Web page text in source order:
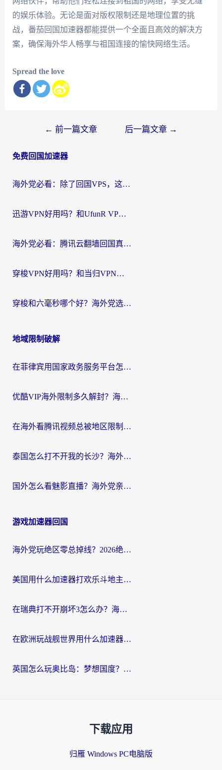
的娱乐体验。无论是面对版权限制还是地理位置的挑
战，番茄回国加速器都能提供一个全面且高效的解决方
案，确保海外华人畅享与祖国连接的愉快网络生活。
Spread the love
导
← 前一篇文章 后一篇文章 →
免费回国加速器
海外党必看：除了回国VPS，这样选加速器也能无缝刷国内资源？
迅游VPN好用吗？和UfunR VPN对比哪个回国效果更好？海外党亲测避坑指南
海外党必看：腾讯云翻墙回国真的好用吗？+ 3步选对回国加速器指南
穿梭VPN好用吗？和当归VPN对比哪个回国效果更好？海外党亲测实用指南
穿梭和六毫秒哪个好？海外党选回国加速器的避坑指南，附番茄加速器实测
地域限制破解
在菲律宾用国家政务服务平台怎么把定位修改到中国国内？3步解决+海外看剧听歌全攻略
优酷VIP海外限制多久解封？海外党必看的跨区难题一站式解决指南
在海外看腾讯视频总被地区限制？选对回国加速器，还能解决泰国政务网和蜻蜓FM卡顿问题
泰国怎么打不开我的长沙？海外党追剧看片的破局指南
国外怎么看魅影直播？海外党亲测有效的回国加速指南（附听歌、看央视VIP技巧）
游戏加速器回国
海外党玩绝区零总掉线？2026绝区零加速器推荐+跨平台国服游戏加速攻略
美国用什么加速器打欢乐斗地主？海外党亲测有效的国服游戏加速指南
在瑞典打不开崩坏3怎么办？海外玩家亲测有效的国服游戏加速指南
在欧洲玩战舰世界用什么加速器比较好用？老玩家亲测有效的低延迟方案
英国怎么玩奥比岛：梦想国度？海外党不卡攻略+加速器选择秘籍
下载应用
归雁 Windows PC电脑版